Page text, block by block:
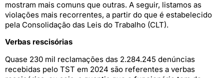
mostram mais comuns que outras. A seguir, listamos as
violações mais recorrentes, a partir do que é estabelecido
pela Consolidação das Leis do Trabalho (CLT).
Verbas rescisórias
Quase 230 mil reclamações das 2.284.245 denúncias
recebidas pelo TST em 2024 são referentes a verbas